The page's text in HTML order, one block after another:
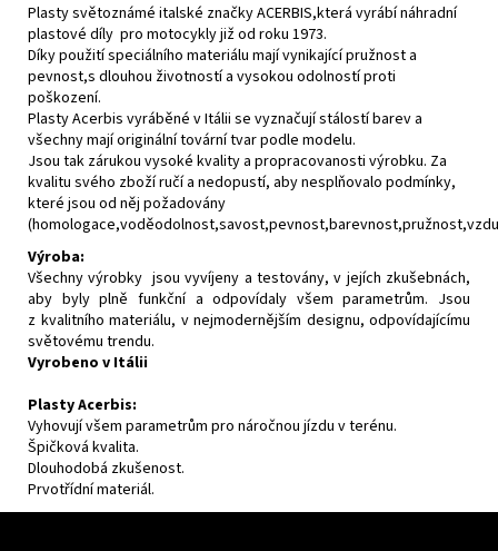
Plasty světoznámé italské značky ACERBIS,která vyrábí náhradní
plastové díly pro motocykly již od roku 1973.
Díky použití speciálního materiálu mají vynikající pružnost a
pevnost,s dlouhou životností a vysokou odolností proti
poškození.
Plasty Acerbis vyráběné v Itálii se vyznačují stálostí barev a
všechny mají originální tovární tvar podle modelu.
Jsou tak zárukou vysoké kvality a propracovanosti výrobku. Za
kvalitu svého zboží ručí a nedopustí, aby nesplňovalo podmínky,
které jsou od něj požadovány
Výroba:
Všechny výrobky jsou vyvíjeny a testovány, v jejích zkušebnách,
aby byly plně funkční a odpovídaly všem parametrům. Jsou
z kvalitního materiálu, v nejmodernějším designu, odpovídajícímu
světovému trendu.
Vyrobeno v Itálii
Plasty Acerbis:
Vyhovují všem parametrům pro náročnou jízdu v terénu.
Špičková kvalita.
Dlouhodobá zkušenost.
Prvotřídní materiál.